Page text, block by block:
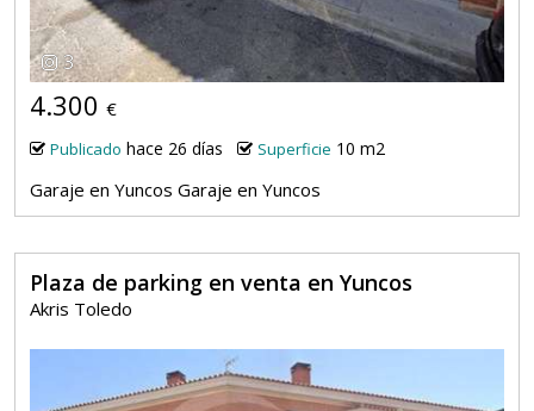
3
4.300 €
Publicado hace 26 días Superficie 10 m2
Garaje en Yuncos Garaje en Yuncos
Plaza de parking en venta en Yuncos
Akris Toledo